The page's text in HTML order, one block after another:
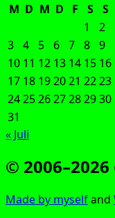
M D M D F S
S
1
2
3 4 5 6 7 8 9
10 11 12 13 14 15 16
17 18 192021 2223
24252627282930
31
« Juli
©
Made by mys­elfand